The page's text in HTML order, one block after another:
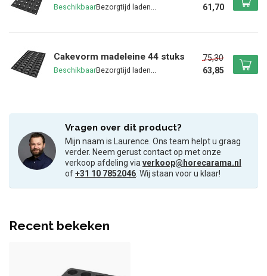
Beschikbaar
61,70
Cakevorm madeleine 44 stuks
Beschikbaar
75,30
63,85
Vragen over dit product?
Mijn naam is Laurence. Ons team helpt u graag
verder. Neem gerust contact op met onze
verkoop afdeling viaverkoop@horecarama.nl
of+31 10 7852046. Wij staan voor u klaar!
Recent bekeken